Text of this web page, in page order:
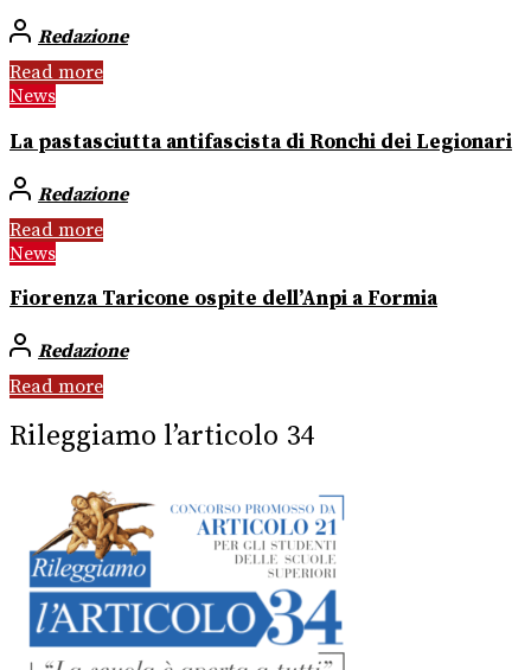
Redazione
Read more
News
La pastasciutta antifascista di Ronchi dei Legionari
Redazione
Read more
News
Fiorenza Taricone ospite dell’Anpi a Formia
Redazione
Read more
Rileggiamo l’articolo 34